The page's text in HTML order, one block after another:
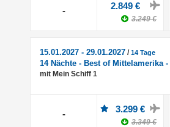
- 2.849 €
3.249 €
15.01.2027 - 29.01.2027 /14 Tage
14 Nächte - Best of Mittelamerika
mit Mein Schiff 1
- 3.299 €
3.349 €